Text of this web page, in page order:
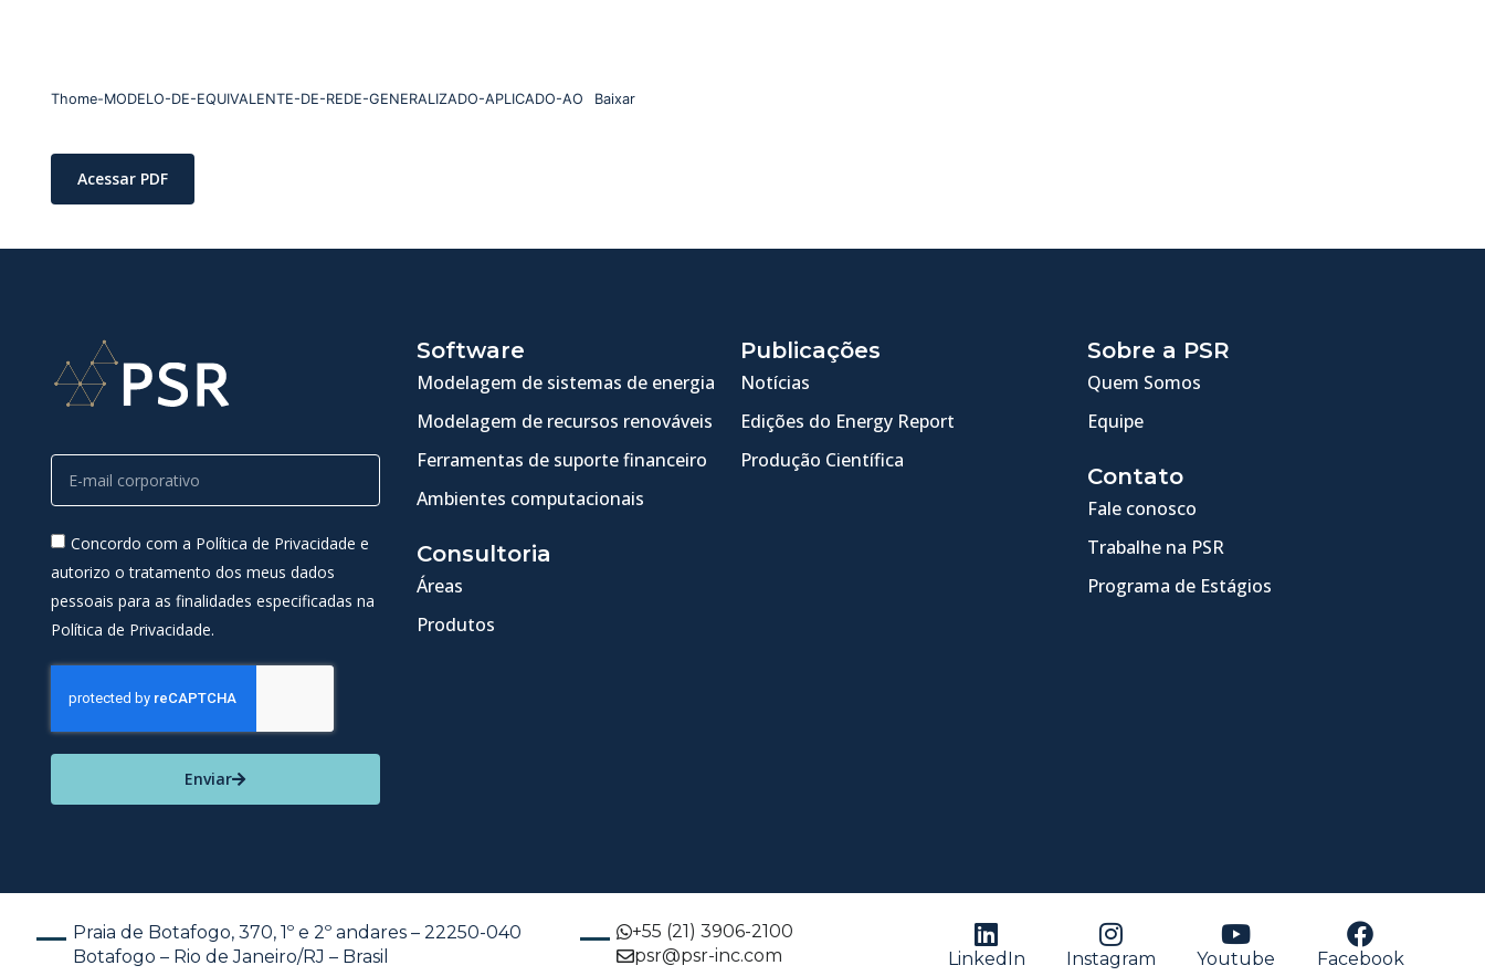
Thome-MODELO-DE-EQUIVALENTE-DE-REDE-GENERALIZADO-APLICADO-AO Baixar
Acessar PDF
Concordo com a Política de Privacidade e
autorizo o tratamento dos meus dados
pessoais para as finalidades especificadas na
Política de Privacidade.
Enviar
Software
Modelagem de sistemas de energia
Modelagem de recursos renováveis
Ferramentas de suporte financeiro
Ambientes computacionais
Consultoria
Áreas
Produtos
Publicações
Notícias
Edições do Energy Report
Produção Científica
Sobre a PSR
Quem Somos
Equipe
Contato
Fale conosco
Trabalhe na PSR
Programa de Estágios
Praia de Botafogo, 370, 1º e 2º andares – 22250-040
Botafogo – Rio de Janeiro/RJ – Brasil
+55 (21) 3906-2100
psr@psr-inc.com
LinkedIn Instagram Youtube Facebook